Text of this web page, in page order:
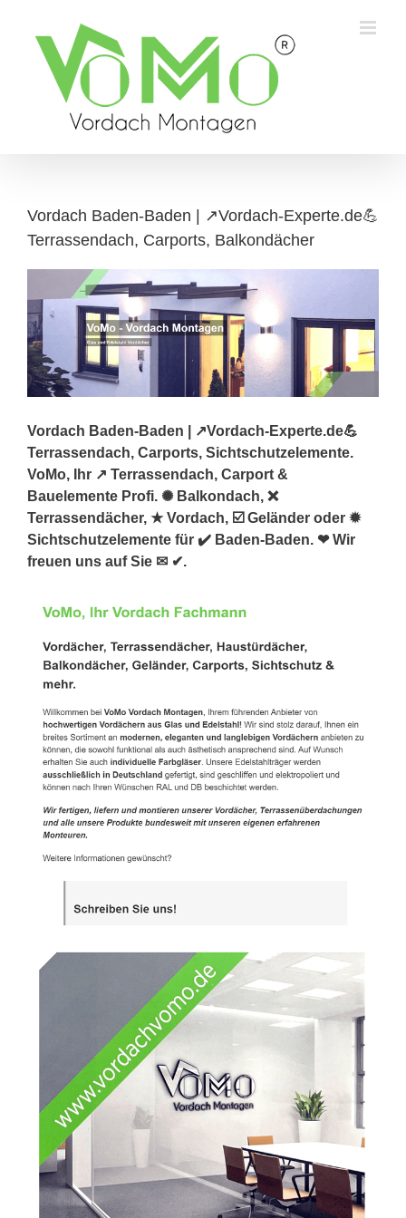
content
Vordach Baden-Baden | ↗️Vordach-Experte.de💪
Terrassendach, Carports, Balkondächer
Vordach Baden-Baden | ↗️Vordach-Experte.de💪
Terrassendach, Carports, Sichtschutzelemente.
VoMo, Ihr ↗️ Terrassendach, Carport &
Bauelemente Profi. ✺ Balkondach, ❌
Terrassendächer, ★ Vordach, ☑️ Geländer oder ✹
Sichtschutzelemente für ✔️ Baden-Baden. ❤ Wir
freuen uns auf Sie ✉ ✔.